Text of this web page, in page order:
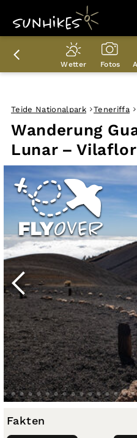
WANDERZIELE
WANDERUNGEN
ENTDECKEN
PLANER
Wetter Fotos
Wanderung
Lunar – Vilaflor
Teide Nationalpark Teneriffa
Fakten